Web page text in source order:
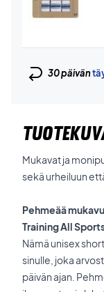
30 päivän
Mukavat ja
sekä urheiluun
Pehmeää
Training All
Nämä unisex
sinulle, joka
päivän ajan.